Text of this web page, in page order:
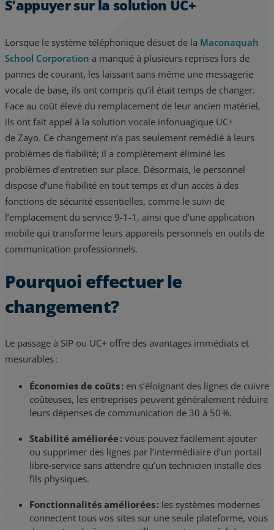
S’appuyer sur la solution UC+
Lorsque le système téléphonique désuet de la Maconaquah
School Corporation a manqué à plusieurs reprises lors de
pannes de courant, les laissant sans même une messagerie
vocale de base, ils ont compris qu’il était temps de changer.
Face au coût élevé du remplacement de leur ancien matériel,
ils ont fait appel à la solution vocale infonuagique UC+
de Zayo. Ce changement n’a pas seulement remédié à leurs
problèmes de fiabilité; il a complètement éliminé les
problèmes d’entretien sur place. Désormais, le personnel
dispose d’une fiabilité en tout temps et d’un accès à des
fonctions de sécurité essentielles, comme le suivi de
l’emplacement du service 9-1-1, ainsi que d’une application
mobile qui transforme leurs appareils personnels en outils de
communication professionnels.
Pourquoi effectuer le
changement?
Le passage à SIP ou UC+ offre des avantages immédiats et
mesurables :
Économies de coûts : en s’éloignant des lignes de cuivre
coûteuses, les entreprises peuvent généralement réduire
leurs dépenses de communication de 30 à 50 %.
Stabilité améliorée : vous pouvez facilement ajouter
ou supprimer des lignes par l’intermédiaire d’un portail
libre‑service sans attendre qu’un technicien installe des
fils physiques.
Fonctionnalités améliorées : les systèmes modernes
connectent tous vos sites sur une seule plateforme, vous